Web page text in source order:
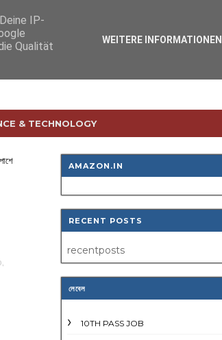
& TECHNOLOGY
,
AMAZON.IN
RECENT POSTS
recentposts
লেবেল
10TH PASS JOB
IP-
Qualität
WEITERE INFORMATIONEN